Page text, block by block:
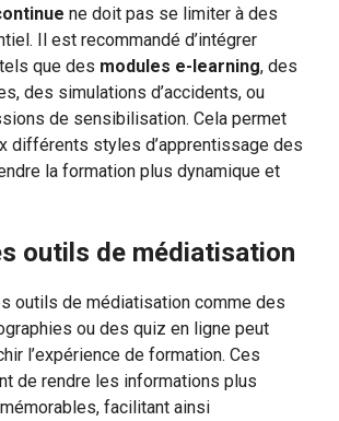
ne doit pas se limiter à des
Il est recommandé d’intégrer
que des modules e-learning, des
des simulations d’accidents, ou
de sensibilisation. Cela permet
différents styles d’apprentissage des
la formation plus dynamique et
outils de médiatisation
outils de médiatisation comme des
ou des quiz en ligne peut
l’expérience de formation. Ces
de rendre les informations plus
facilitant ainsi